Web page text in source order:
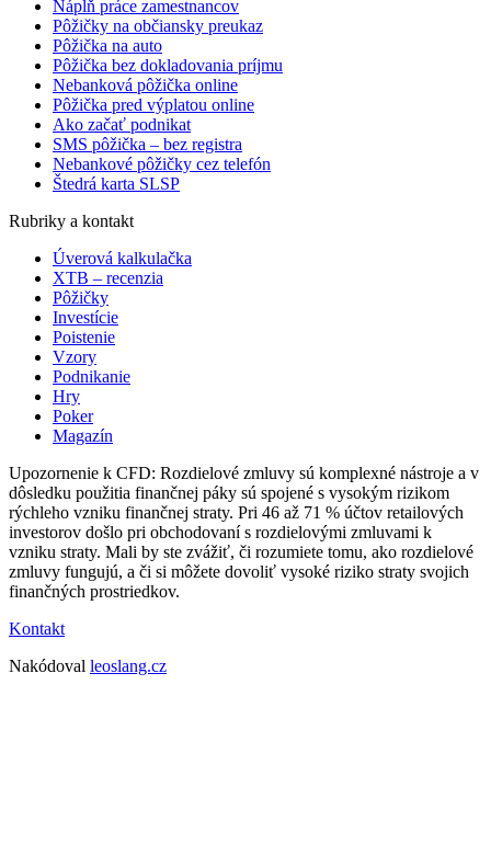
Náplň práce zamestnancov
Pôžičky na občiansky preukaz
Pôžička na auto
Pôžička bez dokladovania príjmu
Nebanková pôžička online
Pôžička pred výplatou online
Ako začať podnikat
SMS pôžička – bez registra
Nebankové pôžičky cez telefón
Štedrá karta SLSP
Rubriky a kontakt
Úverová kalkulačka
XTB – recenzia
Pôžičky
Investície
Poistenie
Vzory
Podnikanie
Hry
Poker
Magazín
Upozornenie k CFD: Rozdielové zmluvy sú komplexné nástroje a v
dôsledku použitia finančnej páky sú spojené s vysokým rizikom
rýchleho vzniku finančnej straty. Pri 46 až 71 % účtov retailových
investorov došlo pri obchodovaní s rozdielovými zmluvami k
vzniku straty. Mali by ste zvážiť, či rozumiete tomu, ako rozdielové
zmluvy fungujú, a či si môžete dovoliť vysoké riziko straty svojich
finančných prostriedkov.
Kontakt
Nakódoval leoslang.cz